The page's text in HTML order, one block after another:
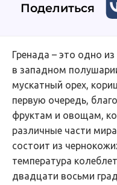
Поделиться
Гренада – это одно
в западном
мускатный орех,
первую очередь,
фруктам и овощам,
различные части
состоит из
температура
двадцати восьми